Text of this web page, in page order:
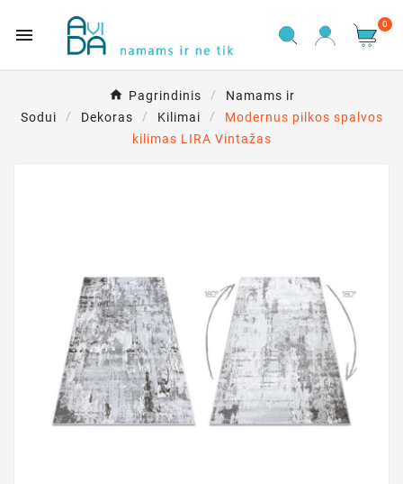

0
Pagrindinis
Namams ir
Sodui
Dekoras Kilimai
Modernus pilkos spalvos
kilimas LIRA Vintažas